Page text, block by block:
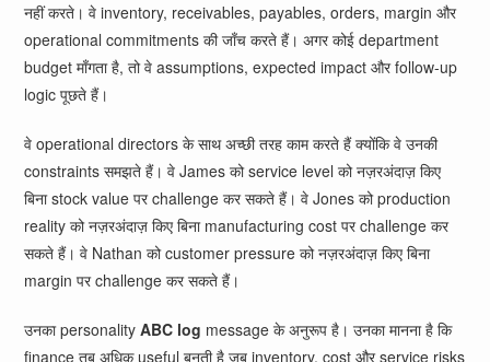
नहीं करते। वे inventory, receivables, payables, orders, margin और
operational commitments की जाँच करते हैं। अगर कोई department
budget माँगता है, तो वे assumptions, expected impact और follow-up
logic पूछते हैं।
वे operational directors के साथ अच्छी तरह काम करते हैं क्योंकि वे उनकी
constraints समझते हैं। वे James को service level को नज़रअंदाज़ किए
बिना stock value पर challenge कर सकते हैं। वे Jones को production
reality को नज़रअंदाज़ किए बिना manufacturing cost पर challenge कर
सकते हैं। वे Nathan को customer pressure को नज़रअंदाज़ किए बिना
margin पर challenge कर सकते हैं।
उनका personalityABC log message के अनुरूप है। उनका मानना है कि
finance तब अधिक useful बनती है जब inventory, cost और service risks